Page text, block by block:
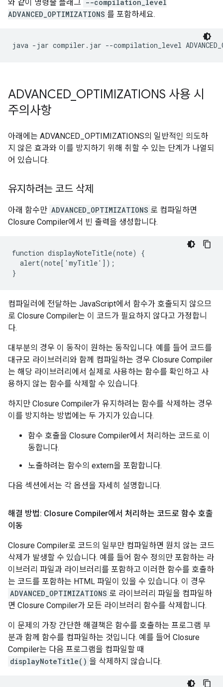
와 같이 명령줄 플래그 --compilation_level
ADVANCED_OPTIMIZATIONS 를 포함하세요.
ADVANCED OPTIMIZATIONS 사용 시
주의사항
아래에는 ADVANCED_OPTIMIZATIONS의 일반적인 의도하
지 않은 효과와 이를 방지하기 위해 취할 수 있는 단계가 나열되
어 있습니다.
유지하려는 코드 삭제
아래 함수만 ADVANCED_OPTIMIZATIONS 로 컴파일하면
Closure Compiler에서 빈 출력을 생성합니다.
function displayNoteTitle(note) {
  alert(note['myTitle']);
}
컴파일러에 전달하는 JavaScript에서 함수가 호출되지 않으므
로 Closure Compiler는 이 코드가 필요하지 않다고 가정합니
다.
대부분의 경우 이 동작이 원하는 동작입니다. 예를 들어 코드를
대규모 라이브러리와 함께 컴파일하는 경우 Closure Compiler
는 해당 라이브러리에서 실제로 사용하는 함수를 확인하고 사
용하지 않는 함수를 삭제할 수 있습니다.
하지만 Closure Compiler가 유지하려는 함수를 삭제하는 경우
이를 방지하는 방법에는 두 가지가 있습니다.
함수 호출을 Closure Compiler에서 처리하는 코드로 이
동합니다.
노출하려는 함수의 extern을 포함합니다.
다음 섹션에서는 각 옵션을 자세히 설명합니다.
해결 방법: Closure Compiler에서 처리하는 코드로 함수 호출
이동
Closure Compiler로 코드의 일부만 컴파일하면 원치 않는 코드
삭제가 발생할 수 있습니다. 예를 들어 함수 정의만 포함하는 라
이브러리 파일과 라이브러리를 포함하고 이러한 함수를 호출하
는 코드를 포함하는 HTML 파일이 있을 수 있습니다. 이 경우
ADVANCED_OPTIMIZATIONS 로 라이브러리 파일을 컴파일하
면 Closure Compiler가 모든 라이브러리 함수를 삭제합니다.
이 문제의 가장 간단한 해결책은 함수를 호출하는 프로그램 부
분과 함께 함수를 컴파일하는 것입니다. 예를 들어 Closure
Compiler는 다음 프로그램을 컴파일할 때
displayNoteTitle() 을 삭제하지 않습니다.